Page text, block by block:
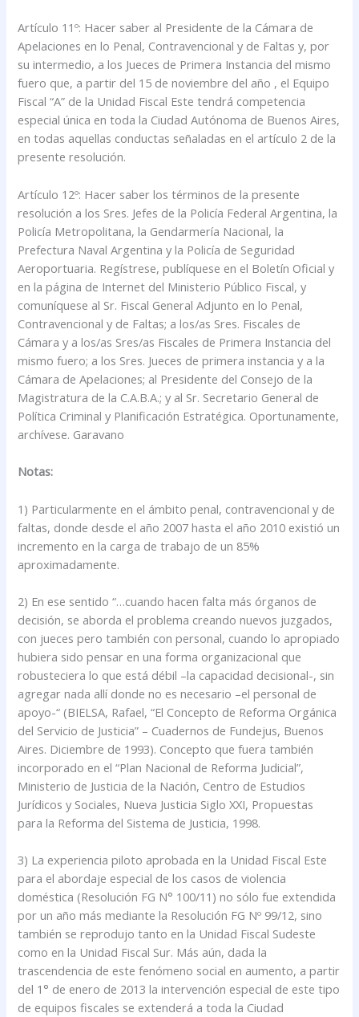
Artículo 11º: Hacer saber al Presidente de la Cámara de
Apelaciones en lo Penal, Contravencional y de Faltas y, por
su intermedio, a los Jueces de Primera Instancia del mismo
fuero que, a partir del 15 de noviembre del año , el Equipo
Fiscal “A” de la Unidad Fiscal Este tendrá competencia
especial única en toda la Ciudad Autónoma de Buenos Aires,
en todas aquellas conductas señaladas en el artículo 2 de la
presente resolución.
Artículo 12º: Hacer saber los términos de la presente
resolución a los Sres. Jefes de la Policía Federal Argentina, la
Policía Metropolitana, la Gendarmería Nacional, la
Prefectura Naval Argentina y la Policía de Seguridad
Aeroportuaria. Regístrese, publíquese en el Boletín Oficial y
en la página de Internet del Ministerio Público Fiscal, y
comuníquese al Sr. Fiscal General Adjunto en lo Penal,
Contravencional y de Faltas; a los/as Sres. Fiscales de
Cámara y a los/as Sres/as Fiscales de Primera Instancia del
mismo fuero; a los Sres. Jueces de primera instancia y a la
Cámara de Apelaciones; al Presidente del Consejo de la
Magistratura de la C.A.B.A.; y al Sr. Secretario General de
Política Criminal y Planificación Estratégica. Oportunamente,
archívese. Garavano
Notas:
1) Particularmente en el ámbito penal, contravencional y de
faltas, donde desde el año 2007 hasta el año 2010 existió un
incremento en la carga de trabajo de un 85%
aproximadamente.
2) En ese sentido “…cuando hacen falta más órganos de
decisión, se aborda el problema creando nuevos juzgados,
con jueces pero también con personal, cuando lo apropiado
hubiera sido pensar en una forma organizacional que
robusteciera lo que está débil –la capacidad decisional-, sin
agregar nada allí donde no es necesario –el personal de
apoyo-“ (BIELSA, Rafael, “El Concepto de Reforma Orgánica
del Servicio de Justicia” – Cuadernos de Fundejus, Buenos
Aires. Diciembre de 1993). Concepto que fuera también
incorporado en el “Plan Nacional de Reforma Judicial”,
Ministerio de Justicia de la Nación, Centro de Estudios
Jurídicos y Sociales, Nueva Justicia Siglo XXI, Propuestas
para la Reforma del Sistema de Justicia, 1998.
3) La experiencia piloto aprobada en la Unidad Fiscal Este
para el abordaje especial de los casos de violencia
doméstica (Resolución FG N° 100/11) no sólo fue extendida
por un año más mediante la Resolución FG Nº 99/12, sino
también se reprodujo tanto en la Unidad Fiscal Sudeste
como en la Unidad Fiscal Sur. Más aún, dada la
trascendencia de este fenómeno social en aumento, a partir
del 1° de enero de 2013 la intervención especial de este tipo
de equipos fiscales se extenderá a toda la Ciudad